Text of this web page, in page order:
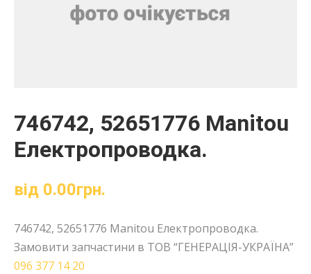
746742, 52651776 Manitou
Електропроводка.
від 0.00грн.
746742, 52651776 Manitou Електропроводка.
Замовити запчастини в ТОВ “ГЕНЕРАЦІЯ-УКРАЇНА”
096 377 14 20